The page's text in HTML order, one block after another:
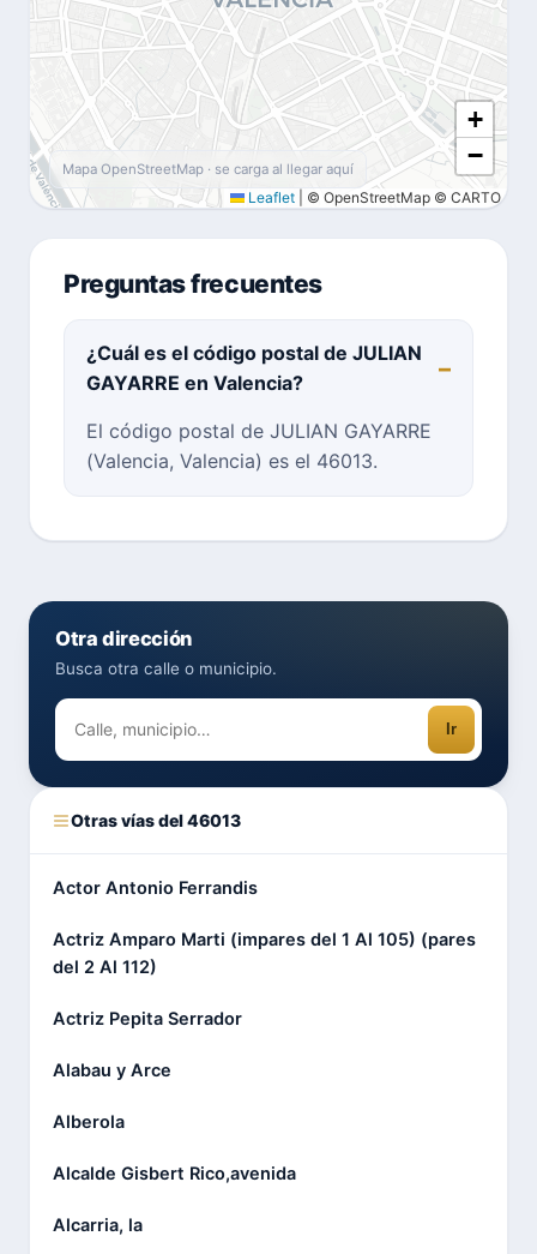
+
−
Leaflet © OpenStreetMap © CARTO
Mapa OpenStreetMap · se carga al llegar aquí
Preguntas frecuentes
¿Cuál es el código postal de JULIAN
GAYARRE en Valencia?
El código postal de JULIAN GAYARRE
(Valencia, Valencia) es el 46013.
Otra dirección
Busca otra calle o municipio.
Ir
Otras vías del 46013
Actor Antonio Ferrandis
Actriz Amparo Marti (impares del 1 Al 105) (pares
del 2 Al 112)
Actriz Pepita Serrador
Alabau y Arce
Alberola
Alcalde Gisbert Rico,avenida
Alcarria, la